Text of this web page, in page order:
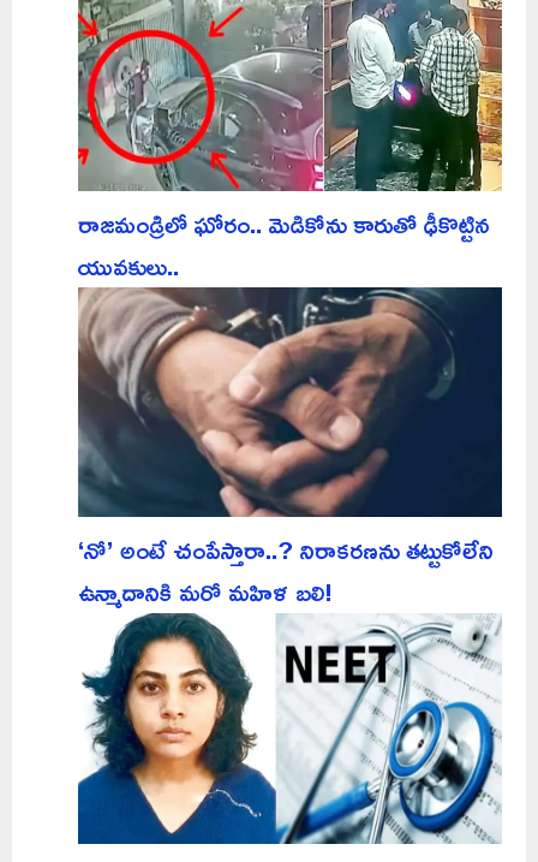
రాజమండ్రిలో ఘోరం.. మెడికోను కారుతో ఢీకొట్టిన
యువకులు..
‘నో’ అంటే చంపేస్తారా..? నిరాకరణను తట్టుకోలేని
ఉన్మాదానికి మరో మహిళ బలి!